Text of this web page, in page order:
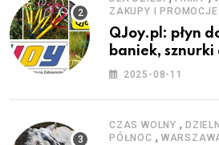
ZAKUPY I PROMOCJE
QJoy.pl: płyn
baniek, sznurki
zestawy do
2025-08-11
CZAS WOLNY ,
PÓŁNOC ,